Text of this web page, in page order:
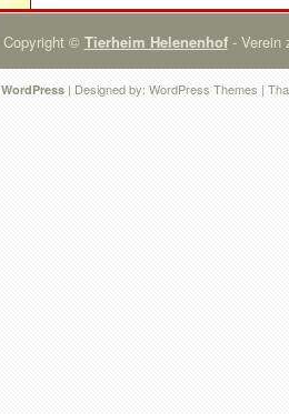
Copyright © Tierheim Helenenhof- Verein
WordPress | Designed by: WordPress Themes |